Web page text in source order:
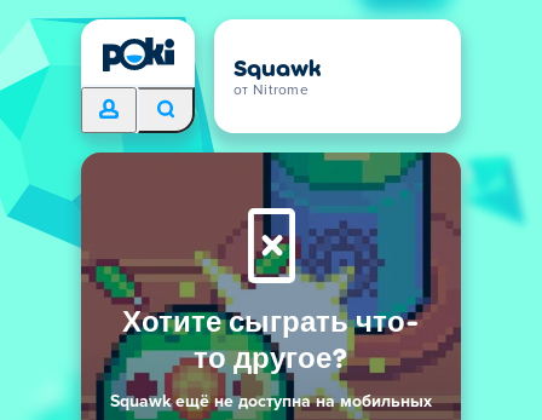
Squawk
от Nitrome
Хотите сыграть что-
то другое?
Squawk ещё не доступна на мобильных